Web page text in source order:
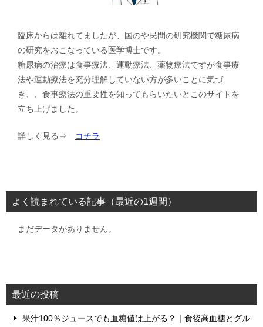
臨床からは離れてましたが、国のや民間の研究機関で糖尿病
の研究をおこなっている医学博士です。
糖尿病の治療は食事療法、運動療法、薬物療法ですが食事療
法や運動療法を充分理解していない方が多いことに気づ
き、、食事療法の重要性を知ってもらいたいとこのサイトを
立ち上げました。
詳しく見る⇒ コチラ
よく読まれている記事（最近の1週間）
まだデータがありません。
最近の投稿
果汁100％ジュースでも血糖値は上がる？｜食後高血糖とグル